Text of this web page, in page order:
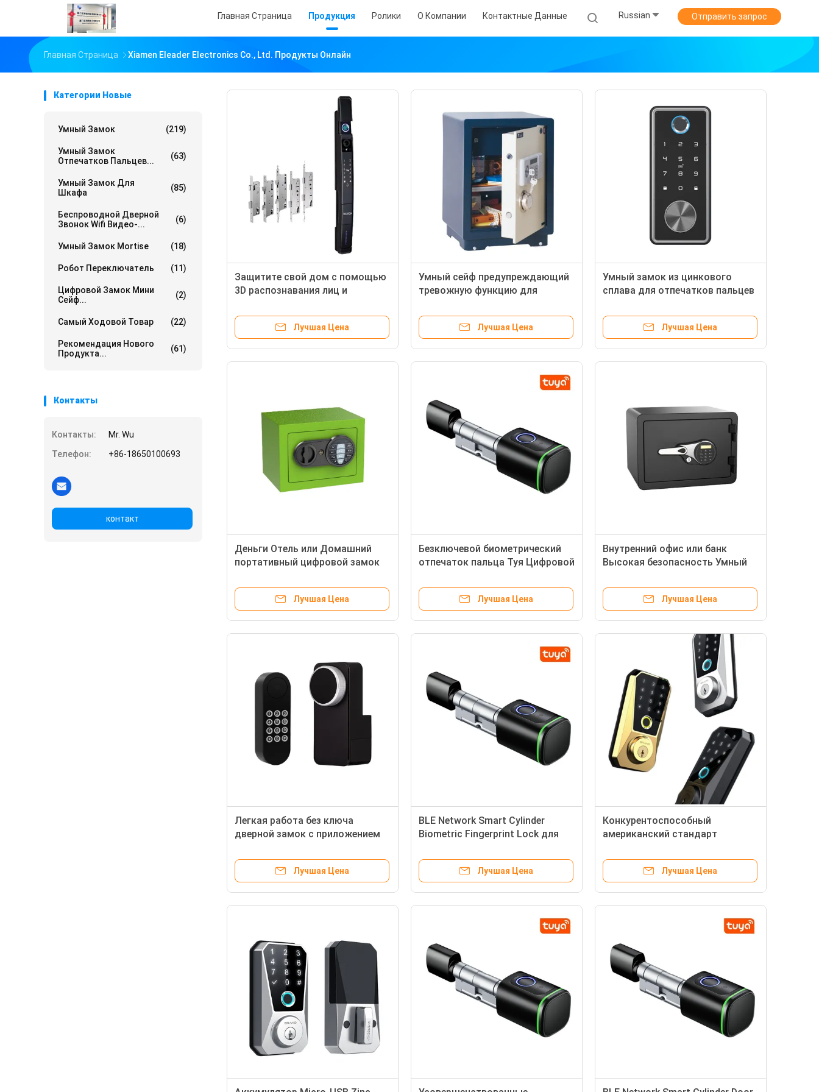
Главная Страница Продукция Ролики О Компании Контактные Данные Russian Отправить запрос
Главная Страница Xiamen Eleader Electronics Co., Ltd. Продукты Онлайн
Категории Новые
Умный Замок (219)
Умный Замок
Отпечатков Пальцев...
(63)
Умный Замок Для
Шкафа
(85)
Беспроводной Дверной
Звонок Wifi Видео-...
(6)
Умный Замок Mortise (18)
Робот Переключатель (11)
Цифровой Замок Мини
Сейф...
(2)
Самый Ходовой Товар (22)
Рекомендация Нового
Продукта...
(61)
Контакты
Контакты:
Mr. Wu
Телефон:
+86-18650100693
контакт
Защитите свой дом с помощью
3D распознавания лиц и
Smart Door Lock
Лучшая Цена
Умный сейф предупреждающий
тревожную функцию для
ограбления сейф
Лучшая Цена
Умный замок из цинкового
сплава для отпечатков пальцев
алюминиевых деревянных
стальных дверейЛучшая Цена
Деньги Отель или Домашний
портативный цифровой замок
ключом и PIN-кодом
Лучшая Цена
Безключевой биометрический
отпечаток пальца Туя Цифровой
Отель квартира
Лучшая Цена
Внутренний офис или банк
Высокая безопасность Умный
доступом
Лучшая Цена
Легкая работа без ключа
дверной замок с приложением
разблокировкой Bluetooth
Лучшая Цена
BLE Network Smart Cylinder
Biometric Fingerprint Lock для
стальных дверей
Лучшая Цена
Конкурентоспособный
американский стандарт
контролируемый замок для
деревянных дверей
Лучшая Цена